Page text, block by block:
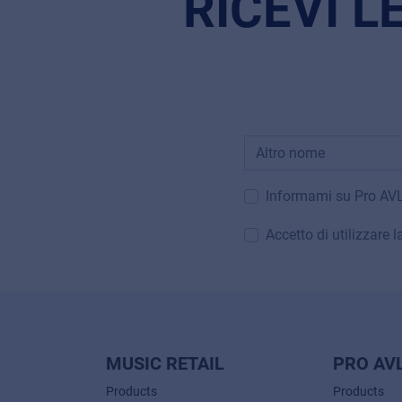
Informami su Pro
Accetto di utilizzare
MUSIC RETAIL
Products
PRO
Products